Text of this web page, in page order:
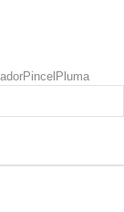
Pincel Pluma